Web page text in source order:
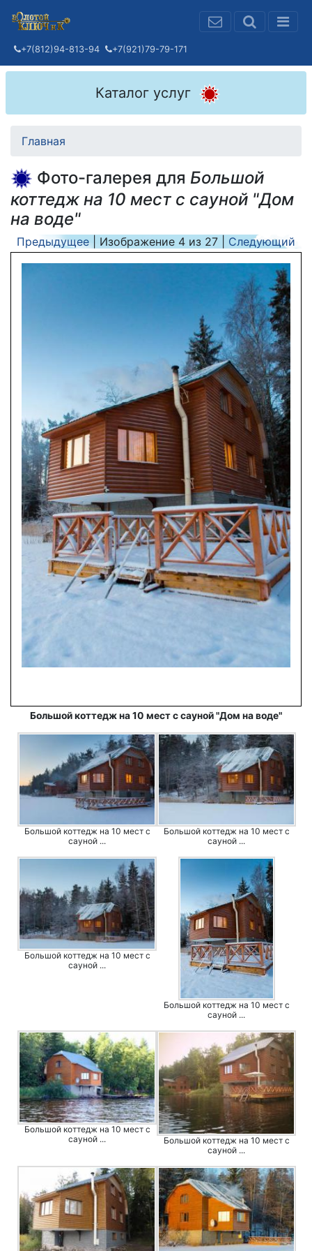
+7(812)94-813-94 +7(921)79-79-171
Каталог услуг
Главная
Фото-галерея для Большой
коттедж на 10 мест с сауной "Дом
на воде"
Предыдущее | Изображение 4 из 27 Следующий
Большой коттедж на 10 мест с сауной "Дом на воде"
Большой коттедж на 10 мест с
сауной ...
Большой коттедж на 10 мест с
сауной ...
Большой коттедж на 10 мест с
сауной ...
Большой коттедж на 10 мест с
сауной ...
Большой коттедж на 10 мест с
сауной ...
Большой коттедж на 10 мест с
сауной ...